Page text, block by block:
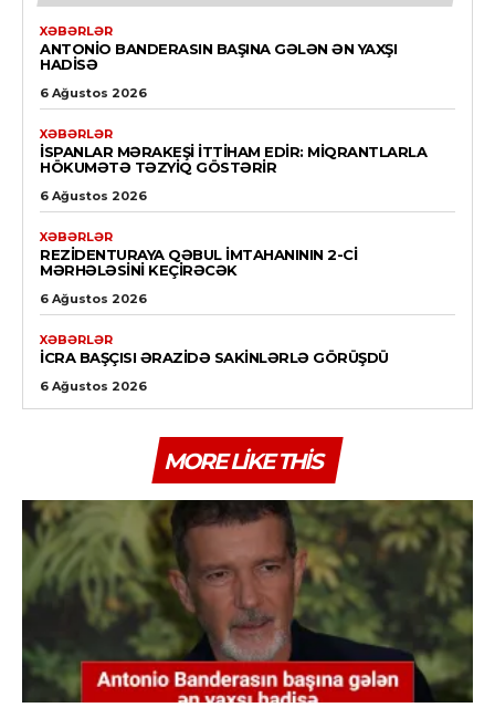
XƏBƏRLƏR
ANTONIO BANDERASIN BAŞINA GƏLƏN ƏN YAXŞI
HADISƏ
6 Ağustos 2026
XƏBƏRLƏR
İSPANLAR MƏRAKEŞI ITTIHAM EDIR: MIQRANTLARLA
HÖKUMƏTƏ TƏZYIQ GÖSTƏRIR
6 Ağustos 2026
XƏBƏRLƏR
REZIDENTURAYA QƏBUL IMTAHANININ 2-CI
MƏRHƏLƏSINI KEÇIRƏCƏK
6 Ağustos 2026
XƏBƏRLƏR
İCRA BAŞÇISI ƏRAZIDƏ SAKINLƏRLƏ GÖRÜŞDÜ
6 Ağustos 2026
MORE LIKE THIS